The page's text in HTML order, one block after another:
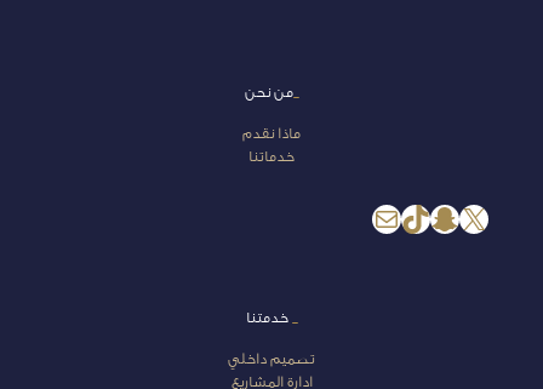
_من نحن
ماذا نقدم
خدماتنا
إكس
سناب شاتتيك توكبريد
خدمتنا
تصميم داخلي
ادارة المشاريع